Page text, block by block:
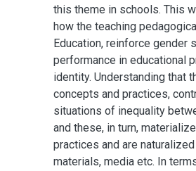
this theme in schools. This
how the teaching
Education, reinforce gender
performance in educational
identity. Understanding that
concepts and practices,
situations of inequality
and these, in turn,
practices and are
materials, media etc. In